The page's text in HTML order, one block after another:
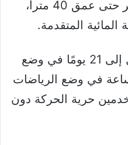
و5ATM، وتتيح الغوص الحر حتى عمق 40 متراً،
المائية المتقدمة.
كما توفر عمر بطارية يصل إلى 21 يومًا في وضع
الخفيف، و40 ساعة في وضع الرياضات
حرية الحركة دون